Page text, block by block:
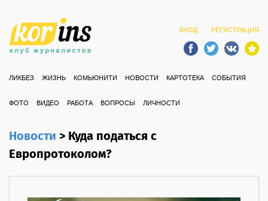
ВХОД РЕГИСТРАЦИЯ
ЛИКБЕЗ ЖИЗНЬ КОМЬЮНИТИ НОВОСТИ КАРТОТЕКА СОБЫТИЯ
ФОТО ВИДЕО РАБОТА ВОПРОСЫ ЛИЧНОСТИ
Новости>Куда податься с
Европротоколом?